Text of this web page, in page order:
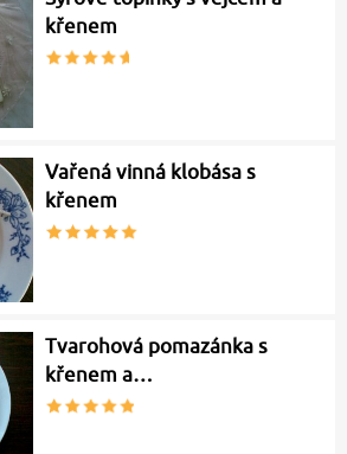
křenem
Vařená vinná klobása s
křenem
Tvarohová pomazánka s
křenem a…